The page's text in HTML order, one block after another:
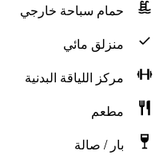
حمام سباحة خارجي
منزلق مائي
مركز اللياقة البدنية
مطعم
بار / صالة